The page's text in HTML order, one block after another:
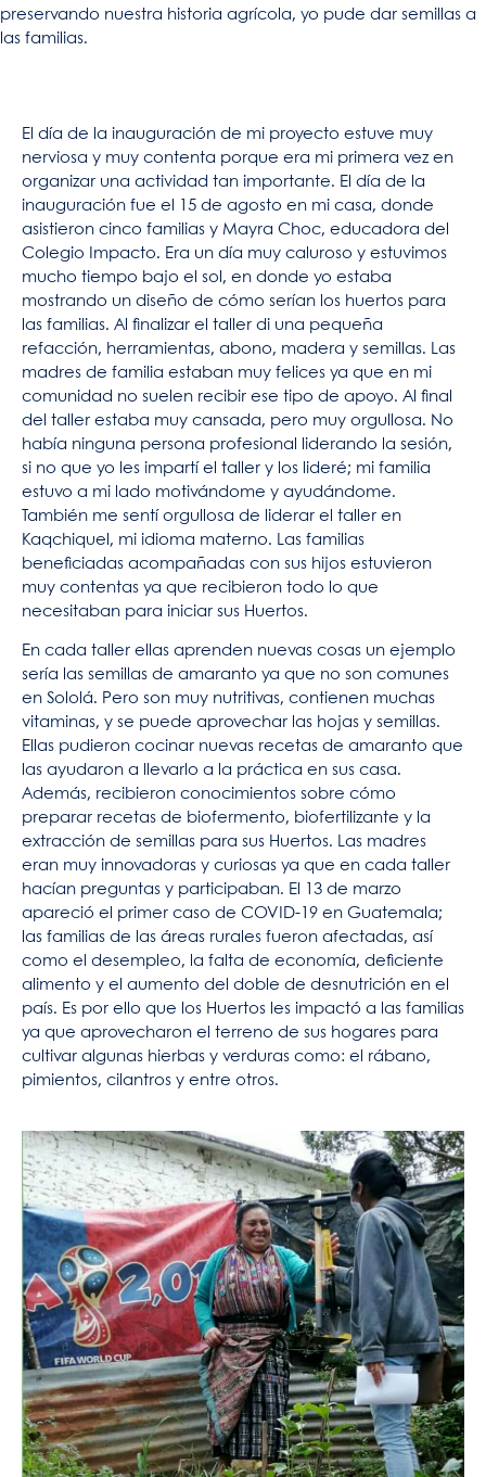
preservando nuestra historia agrícola, yo pude dar semillas a
las familias.
El día de la inauguración de mi proyecto estuve muy
nerviosa y muy contenta porque era mi primera vez en
organizar una actividad tan importante. El día de la
inauguración fue el 15 de agosto en mi casa, donde
asistieron cinco familias y Mayra Choc, educadora del
Colegio Impacto. Era un día muy caluroso y estuvimos
mucho tiempo bajo el sol, en donde yo estaba
mostrando un diseño de cómo serían los huertos para
las familias. Al finalizar el taller di una pequeña
refacción, herramientas, abono, madera y semillas. Las
madres de familia estaban muy felices ya que en mi
comunidad no suelen recibir ese tipo de apoyo. Al final
del taller estaba muy cansada, pero muy orgullosa. No
había ninguna persona profesional liderando la sesión,
si no que yo les impartí el taller y los lideré; mi familia
estuvo a mi lado motivándome y ayudándome.
También me sentí orgullosa de liderar el taller en
Kaqchiquel, mi idioma materno. Las familias
beneficiadas acompañadas con sus hijos estuvieron
muy contentas ya que recibieron todo lo que
necesitaban para iniciar sus Huertos.
En cada taller ellas aprenden nuevas cosas un ejemplo
sería las semillas de amaranto ya que no son comunes
en Sololá. Pero son muy nutritivas, contienen muchas
vitaminas, y se puede aprovechar las hojas y semillas.
Ellas pudieron cocinar nuevas recetas de amaranto que
las ayudaron a llevarlo a la práctica en sus casa.
Además, recibieron conocimientos sobre cómo
preparar recetas de biofermento, biofertilizante y la
extracción de semillas para sus Huertos. Las madres
eran muy innovadoras y curiosas ya que en cada taller
hacían preguntas y participaban. El 13 de marzo
apareció el primer caso de COVID-19 en Guatemala;
las familias de las áreas rurales fueron afectadas, así
como el desempleo, la falta de economía, deficiente
alimento y el aumento del doble de desnutrición en el
país. Es por ello que los Huertos les impactó a las familias
ya que aprovecharon el terreno de sus hogares para
cultivar algunas hierbas y verduras como: el rábano,
pimientos, cilantros y entre otros.